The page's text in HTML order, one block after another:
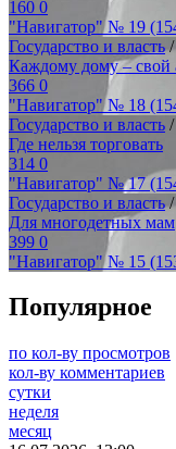
160 0
"Навигатор" № 19
Государство и власть
Каждому дому – свой
366 0
"Навигатор" № 18
Государство и власть /
Где нельзя торговать
314 0
"Навигатор" № 17
Государство и власть
Для многодетных мам
399 0
"Навигатор" № 15
Популярное
по кол-ву просмотров
кол-ву комментариев
сутки
неделя
месяц